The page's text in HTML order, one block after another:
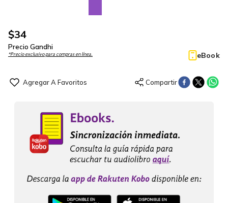
$34
Precio Gandhi
*Precio exclusivo para compras en línea. eBook